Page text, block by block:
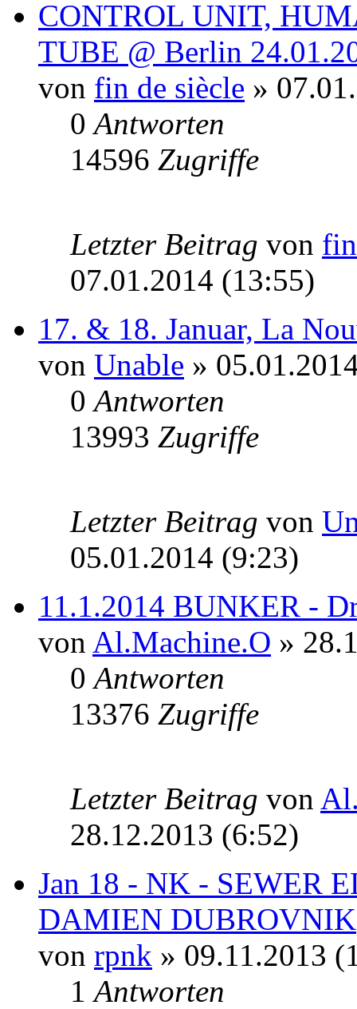
CONTROL UNIT,
TUBE @ Berlin
von fin de siècle »
0Antworten
14596 Zugriffe
Letzter Beitrag von
07.01.2014 (13:55)
17. & 18. Januar, La
von Unable »
0Antworten
13993 Zugriffe
Letzter Beitrag von
05.01.2014 (9:23)
11.1.2014 BUNKER -
von Al.Machine.O »
0Antworten
13376 Zugriffe
Letzter Beitrag von
28.12.2013 (6:52)
Jan 18 - NK - SEWER
DAMIEN DUBROVNIK
von rpnk » 09.11.2013
1Antworten